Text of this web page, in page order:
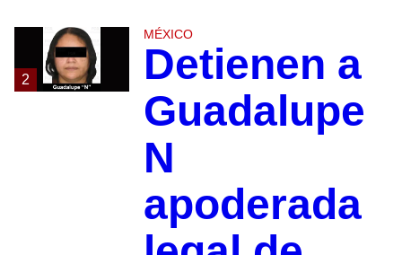
2
MÉXICO
Detienen a
Guadalupe
N
apoderada